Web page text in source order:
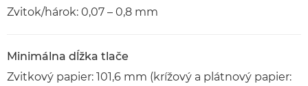
Zvitok/hárok: 0,07 – 0,8 mm
Minimálna dĺžka tlače
Zvitkový papier: 101,6 mm (krížový a plátnový papier: